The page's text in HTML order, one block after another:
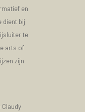
en
dient bij
te
arts of
zijn
Claudy